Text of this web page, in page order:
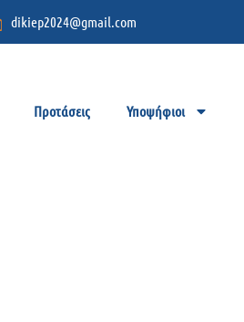
dikiep2024@gmail.com
Προτάσεις Υποψήφιοι